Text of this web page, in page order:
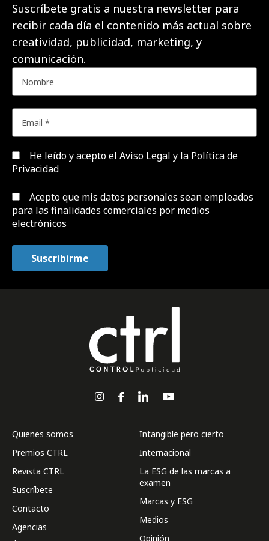
Suscríbete gratis a nuestra newsletter para
recibir cada día el contenido más actual sobre
creatividad, publicidad, marketing, y
comunicación.
He leído y acepto el Aviso Legal y la Política de
Privacidad
Acepto que mis datos personales sean empleados
para las finalidades comerciales por medios
electrónicos
Quienes somos
Premios CTRL
Revista CTRL
Suscríbete
Contacto
Agencias
Intangible pero cierto
Internacional
La ESG de las marcas a
examen
Marcas y ESG
Medios
Opinión